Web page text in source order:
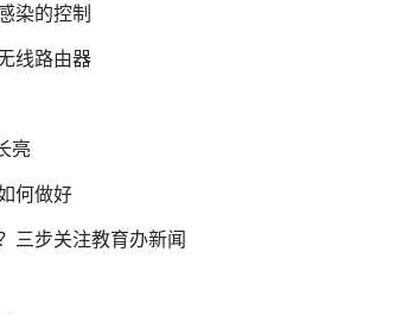
染的控制
线路由器
亮
何做好
三步关注教育办新闻